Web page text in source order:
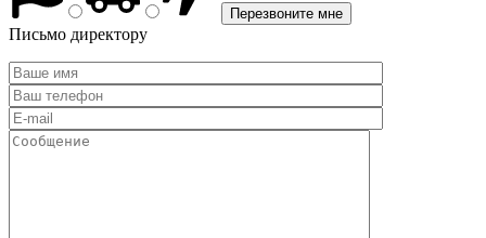
Письмо директору